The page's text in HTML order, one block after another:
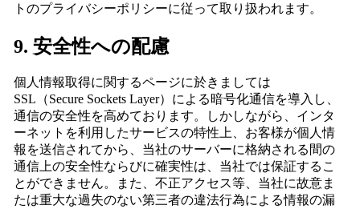
トのプライバシーポリシーに従って取り扱われます。
9. 安全性への配慮
個人情報取得に関するページに於きましては
SSL（Secure Sockets Layer）による暗号化通信を導入し、
通信の安全性を高めております。しかしながら、インタ
ーネットを利用したサービスの特性上、お客様が個人情
報を送信されてから、当社のサーバーに格納される間の
通信上の安全性ならびに確実性は、当社では保証するこ
とができません。また、不正アクセス等、当社に故意ま
たは重大な過失のない第三者の違法行為による情報の漏